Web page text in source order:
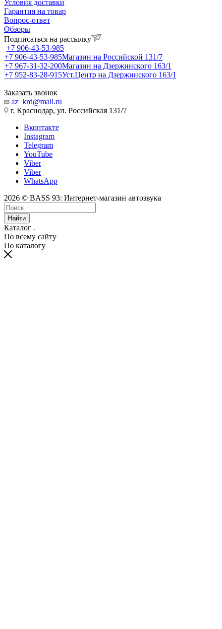
Условия доставки
Гарантия на товар
Вопрос-ответ
Обзоры
Подписаться на рассылку
+7 906-43-53-985
+7 906-43-53-985Магазин на Российской 131/7
+7 967-31-32-200Магазин на Дзержинского 163/1
+7 952-83-28-915Уст.Центр на Дзержинского 163/1
Заказать звонок
az_krd@mail.ru
г. Краснодар, ул. Российская 131/7
Вконтакте
Instagram
Telegram
YouTube
Viber
Viber
WhatsApp
2026 © BASS 93: Интернет-магазин автозвука
Найти
Каталог
По всему сайту
По каталогу